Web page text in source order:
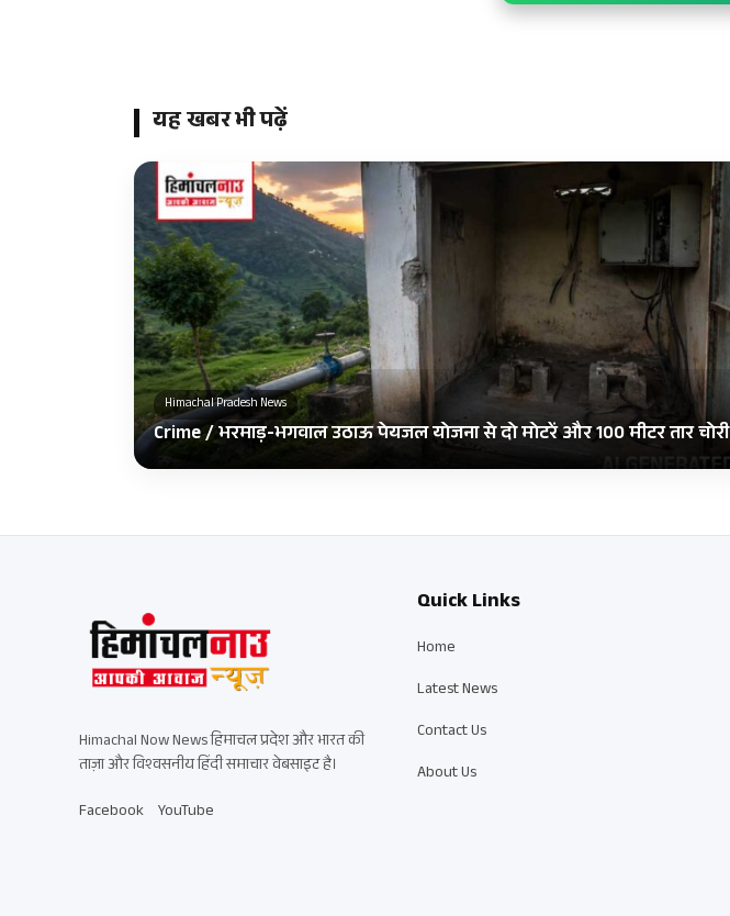
यह खबर भी पढ़ें
Himachal Pradesh News
Crime / भरमाड़-भगवाल उठाऊ पेयजल योजना से दो मोटरें और 100 मीटर तार चोरी
Himachal Now News हिमाचल प्रदेश और भारत की
ताज़ा और विश्वसनीय हिंदी समाचार वेबसाइट है।
Facebook YouTube
Quick Links
Home
Latest News
Contact Us
About Us